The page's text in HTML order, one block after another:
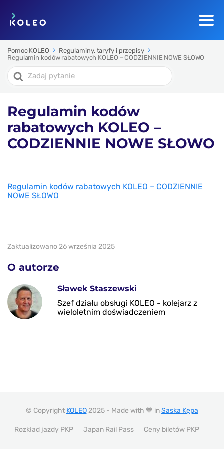
Pomoc KOLEO
Regulaminy, taryfy i przepisy
Regulamin kodów rabatowych KOLEO – CODZIENNIE NOWE SŁOWO
Search
For
Regulamin kodów
rabatowych KOLEO –
CODZIENNIE NOWE SŁOWO
Regulamin kodów rabatowych KOLEO – CODZIENNIE
NOWE SŁOWO
Zaktualizowano 26 września 2025
O autorze
Sławek Staszewski
Szef działu obsługi KOLEO - kolejarz z
wieloletnim doświadczeniem
© Copyright KOLEO2025 - Made with 💙 inSaska Kępa
Rozkład jazdy PKP Japan Rail Pass Ceny biletów PKP